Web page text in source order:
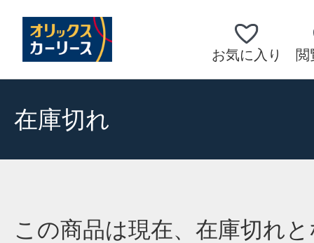
お気に入り 閲
在庫切れ
この商品は現在、在庫切れ